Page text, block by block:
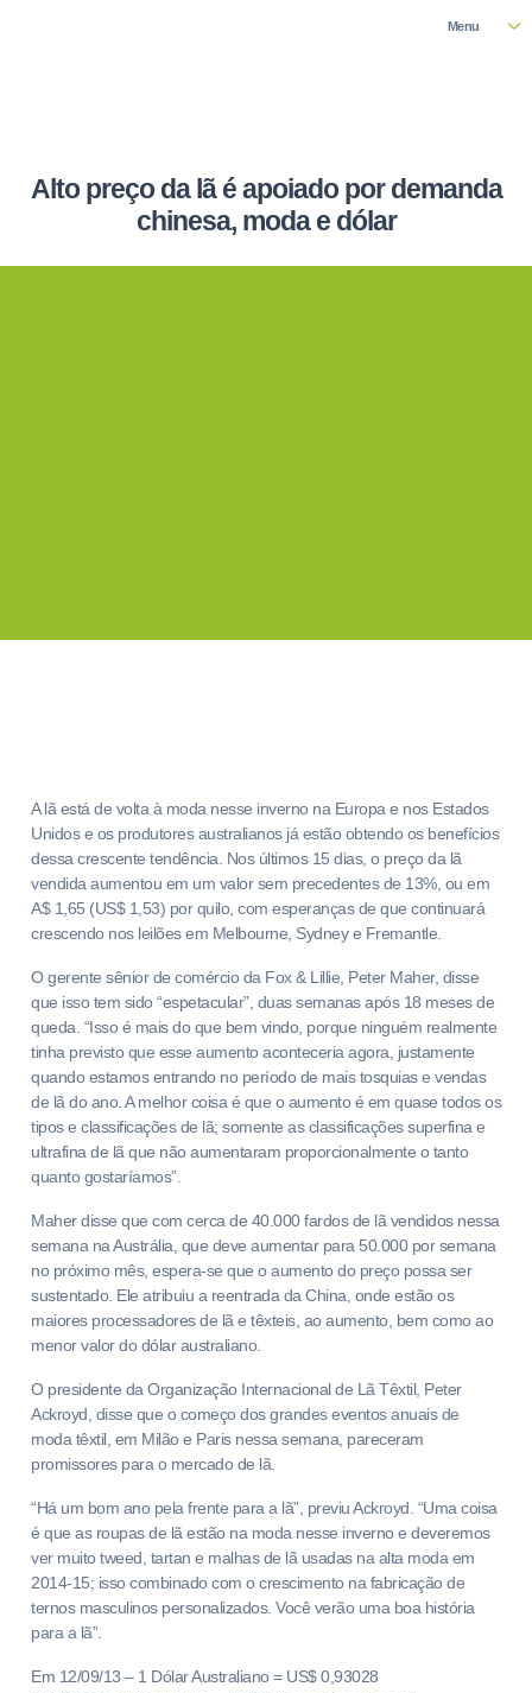
Menu
Alto preço da lã é apoiado por demanda
chinesa, moda e dólar
A lã está de volta à moda nesse inverno na Europa e nos Estados
Unidos e os produtores australianos já estão obtendo os benefícios
dessa crescente tendência. Nos últimos 15 dias, o preço da lã
vendida aumentou em um valor sem precedentes de 13%, ou em
A$ 1,65 (US$ 1,53) por quilo, com esperanças de que continuará
crescendo nos leilões em Melbourne, Sydney e Fremantle.
O gerente sênior de comércio da Fox & Lillie, Peter Maher, disse
que isso tem sido “espetacular”, duas semanas após 18 meses de
queda. “Isso é mais do que bem vindo, porque ninguém realmente
tinha previsto que esse aumento aconteceria agora, justamente
quando estamos entrando no período de mais tosquias e vendas
de lã do ano. A melhor coisa é que o aumento é em quase todos os
tipos e classificações de lã; somente as classificações superfina e
ultrafina de lã que não aumentaram proporcionalmente o tanto
quanto gostaríamos”.
Maher disse que com cerca de 40.000 fardos de lã vendidos nessa
semana na Austrália, que deve aumentar para 50.000 por semana
no próximo mês, espera-se que o aumento do preço possa ser
sustentado. Ele atribuiu a reentrada da China, onde estão os
maiores processadores de lã e têxteis, ao aumento, bem como ao
menor valor do dólar australiano.
O presidente da Organização Internacional de Lã Têxtil, Peter
Ackroyd, disse que o começo dos grandes eventos anuais de
moda têxtil, em Milão e Paris nessa semana, pareceram
promissores para o mercado de lã.
“Há um bom ano pela frente para a lã”, previu Ackroyd. “Uma coisa
é que as roupas de lã estão na moda nesse inverno e deveremos
ver muito tweed, tartan e malhas de lã usadas na alta moda em
2014-15; isso combinado com o crescimento na fabricação de
ternos masculinos personalizados. Você verão uma boa história
para a lã”.
Em 12/09/13 – 1 Dólar Australiano = US$ 0,93028